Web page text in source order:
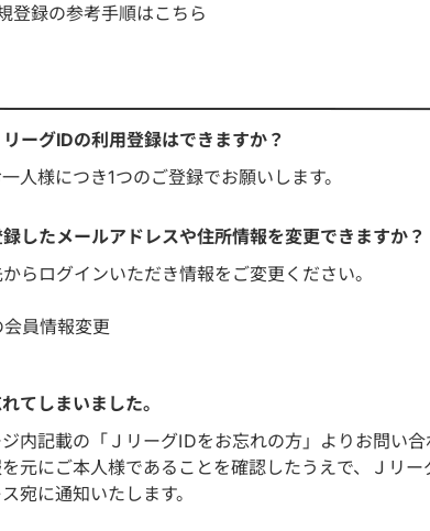
登録の参考手順はこちら
ーグIDの利用登録はできますか？
人様につき1つのご登録でお願いします。
したメールアドレスや住所情報を変更できますか？
らログインいただき情報をご変更ください。
員情報変更
てしまいました。
内記載の「ＪリーグIDをお忘れの方」よりお問い合
元にご本人様であることを確認したうえで、Ｊリ
宛に通知いたします。